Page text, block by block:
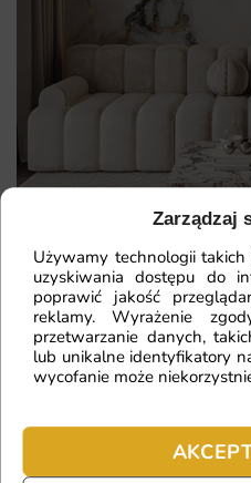
Zarządzaj
Używamy technologii
uzyskiwania dostępu do
poprawić jakość
reklamy. Wyrażenie
przetwarzanie danych,
lub unikalne identyfikatory
wycofanie może
Mam ścianę o
czy da się na niej
fototapetę?
Ile będę czekać na